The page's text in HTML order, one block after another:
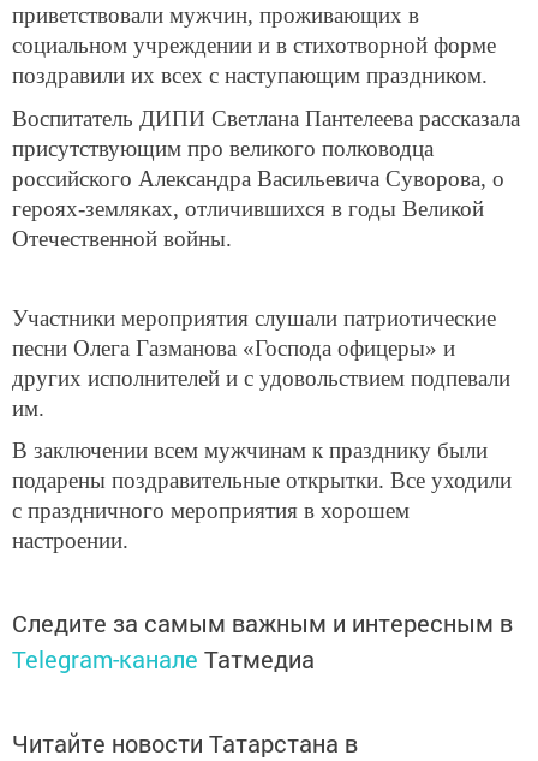
приветствовали мужчин, проживающих в
социальном учреждении и в стихотворной форме
поздравили их всех с наступающим праздником.
Воспитатель ДИПИ Светлана Пантелеева рассказала
присутствующим про великого полководца
российского Александра Васильевича Суворова, о
героях-земляках, отличившихся в годы Великой
Отечественной войны.
Участники мероприятия слушали патриотические
песни Олега Газманова «Господа офицеры» и
других исполнителей и с удовольствием подпевали
им.
В заключении всем мужчинам к празднику были
подарены поздравительные открытки. Все уходили
с праздничного мероприятия в хорошем
настроении.
Следите за самым важным и интересным в
Telegram-канале Татмедиа
Читайте новости Татарстана в